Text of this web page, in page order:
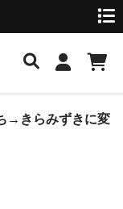
→きらみずきに変